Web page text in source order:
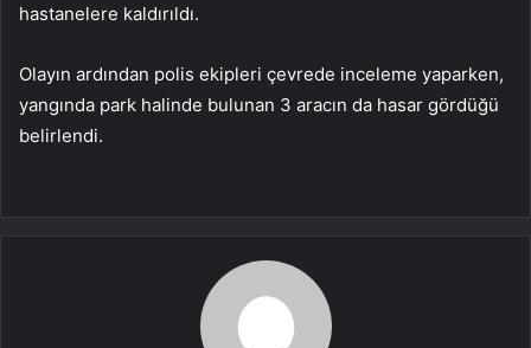
hastanelere kaldırıldı.
Olayın ardından polis ekipleri çevrede inceleme yaparken,
yangında park halinde bulunan 3 aracın da hasar gördüğü
belirlendi.